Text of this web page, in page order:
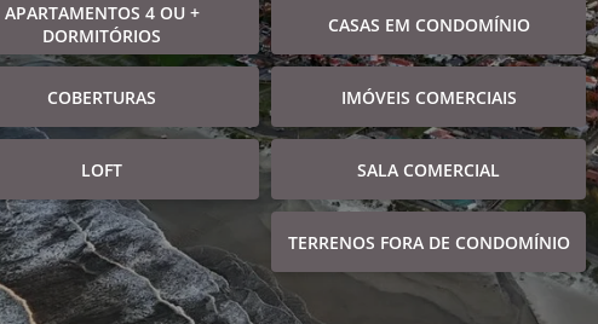
APARTAMENTOS 4 OU +
DORMITÓRIOS
CASAS EM CONDOMÍNIO
COBERTURAS IMÓVEIS COMERCIAIS
LOFT SALA COMERCIAL
TERRENOS FORA DE CONDOMÍNIO